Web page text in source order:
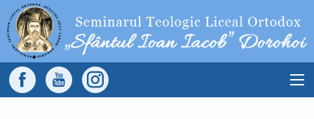
Sari la conținutul principal
Main